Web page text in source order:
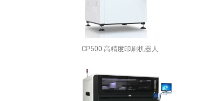
CP500 高精度印刷机器人